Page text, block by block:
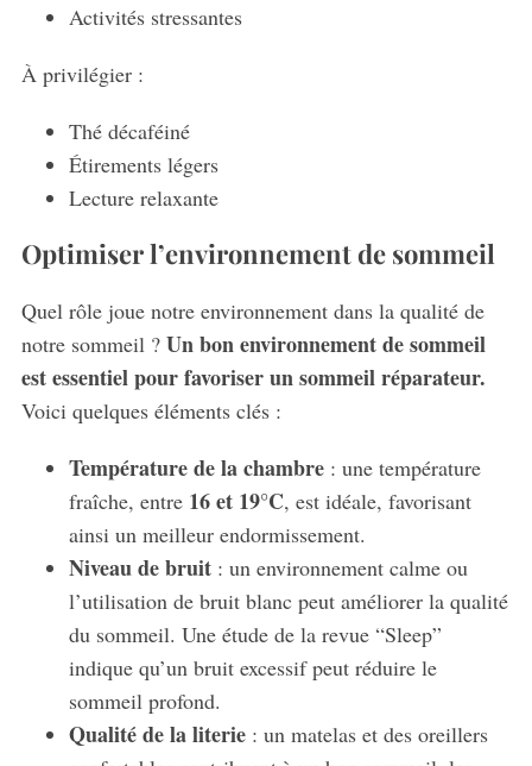
Activités stressantes
À privilégier :
Thé décaféiné
Étirements légers
Lecture relaxante
Optimiser l’environnement de sommeil
Quel rôle joue notre environnement dans la qualité de
notre sommeil ? Un bon environnement de sommeil
est essentiel pour favoriser un sommeil réparateur.
Voici quelques éléments clés :
Température de la chambre: une température
fraîche, entre 16 et 19°C, est idéale, favorisant
ainsi un meilleur endormissement.
Niveau de bruit: un environnement calme ou
l’utilisation de bruit blanc peut améliorer la qualité
du sommeil. Une étude de la revue “Sleep”
indique qu’un bruit excessif peut réduire le
sommeil profond.
Qualité de la literie: un matelas et des oreillers